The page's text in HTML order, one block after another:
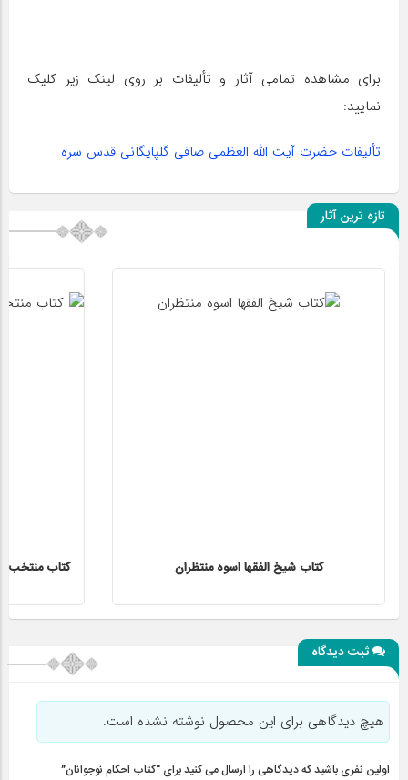
برای مشاهده تمامی آثار و تألیفات بر روی لینک زیر کلیک
نمایید:
تألیفات حضرت آیت اللّه العظمی صافی گلپایگانی قدس سره
تازه ترین آثار
کتاب شیخ الفقها اسوه منتظران کتاب منتخب
ثبت دیدگاه
هیچ دیدگاهی برای این محصول نوشته نشده است.
اولین نفری باشید که دیدگاهی را ارسال می کنید برای “کتاب احکام نوجوانان”